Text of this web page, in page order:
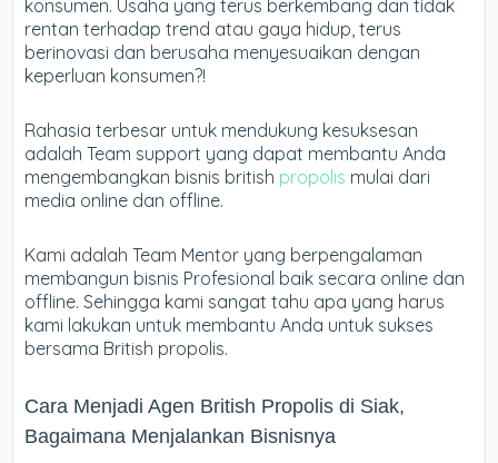
konsumen. Usaha yang terus berkembang dan tidak
rentan terhadap trend atau gaya hidup, terus
berinovasi dan berusaha menyesuaikan dengan
keperluan konsumen?!
Rahasia terbesar untuk mendukung kesuksesan
adalah Team support yang dapat membantu Anda
mengembangkan bisnis british propolis mulai dari
media online dan offline.
Kami adalah Team Mentor yang berpengalaman
membangun bisnis Profesional baik secara online dan
offline. Sehingga kami sangat tahu apa yang harus
kami lakukan untuk membantu Anda untuk sukses
bersama British propolis.
Cara Menjadi Agen British Propolis di Siak,
Bagaimana Menjalankan Bisnisnya